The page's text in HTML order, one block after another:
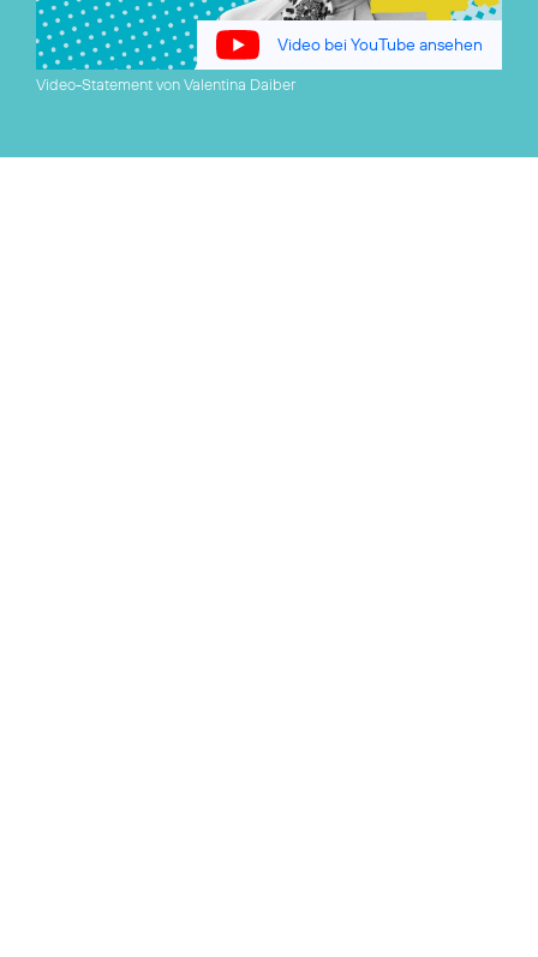
Video bei YouTube ansehen
Video-Statement von Valentina Daiber